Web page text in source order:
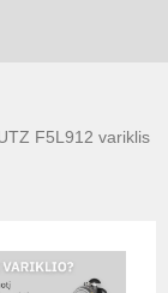
F5L912 variklis